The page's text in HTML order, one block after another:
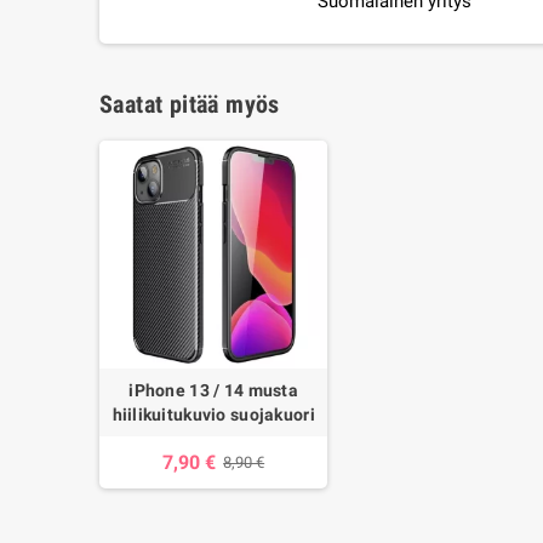
Saatat pitää myös
iPhone 13 / 14 musta
hiilikuitukuvio suojakuori
7,90 € 8,90 €